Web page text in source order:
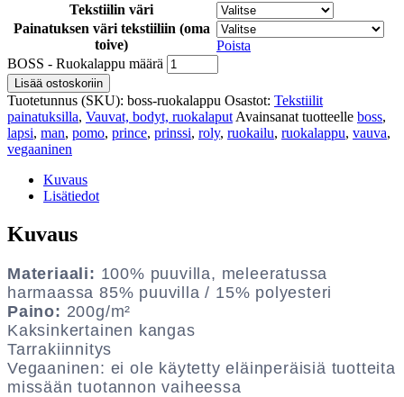
Tekstiilin väri
Painatuksen väri tekstiiliin (oma
toive)
Poista
BOSS - Ruokalappu määrä
Lisää ostoskoriin
Tuotetunnus (SKU): boss-ruokalappu Osastot: Tekstiilit
painatuksilla, Vauvat, bodyt, ruokalaput Avainsanat tuotteelle boss,
lapsi, man, pomo, prince, prinssi, roly, ruokailu, ruokalappu, vauva,
vegaaninen
Kuvaus
Lisätiedot
Kuvaus
Materiaali: 100% puuvilla, meleeratussa
harmaassa 85% puuvilla / 15% polyesteri
Paino: 200g/m²
Kaksinkertainen kangas
Tarrakiinnitys
Vegaaninen: ei ole käytetty eläinperäisiä tuotteita
missään tuotannon vaiheessa